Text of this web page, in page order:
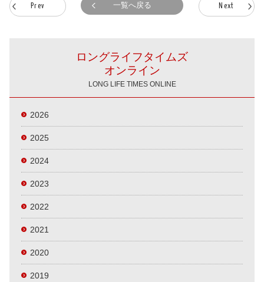
Prev 一覧へ戻る Next
ロングライフタイムズ
オンライン
LONG LIFE TIMES ONLINE
2026
2025
2024
2023
2022
2021
2020
2019